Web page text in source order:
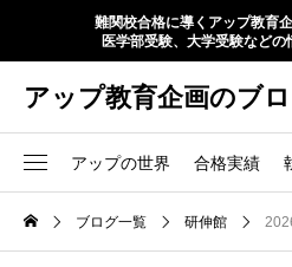
難関校合格に導くアップ教育
医学部受験、大学受験などの
アップ教育企画のブ
アップの世界 合格実績
ブログ一覧 研伸館